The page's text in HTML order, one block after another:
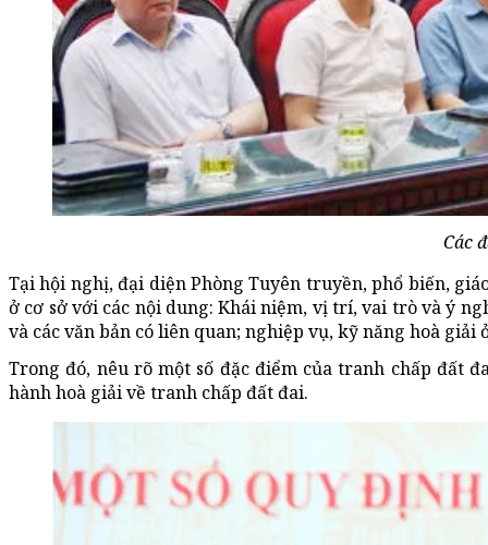
Các
Tại hội nghị, đại diện Phòng Tuyên truyền, phổ biến,
ở cơ sở với các nội dung: Khái niệm, vị trí, vai trò và ý
và các văn bản có liên quan; nghiệp vụ, kỹ năng hoà
Trong đó, nêu rõ một số đặc điểm của tranh chấp đất
hành hoà giải về tranh chấp đất đai.